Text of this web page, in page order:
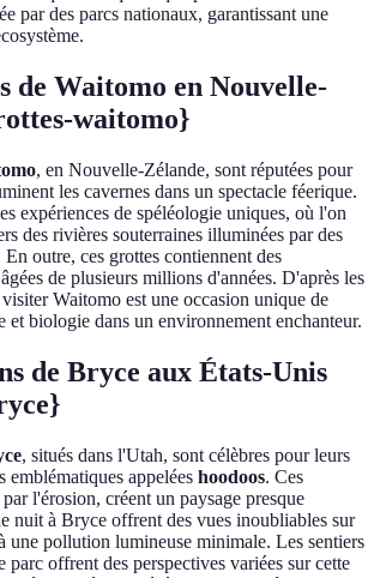
par des parcs nationaux, garantissant une
de Waitomo en Nouvelle-
waitomo}
, en Nouvelle-Zélande, sont réputées pour
les cavernes dans un spectacle féerique.
expériences de spéléologie uniques, où l'on
des rivières souterraines illuminées par des
outre, ces grottes contiennent des
de plusieurs millions d'années. D'après les
Waitomo est une occasion unique de
et biologie dans un environnement enchanteur.
de Bryce aux États-Unis
, situés dans l'Utah, sont célèbres pour leurs
emblématiques appelées hoodoos. Ces
l'érosion, créent un paysage presque
nuit à Bryce offrent des vues inoubliables sur
une pollution lumineuse minimale. Les sentiers
parc offrent des perspectives variées sur cette